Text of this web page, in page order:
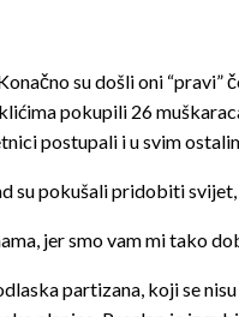
su došli oni
pokupili 26
postupali i u svim
su pokušali pridobiti
jer smo vam mi tako
partizana, koji se